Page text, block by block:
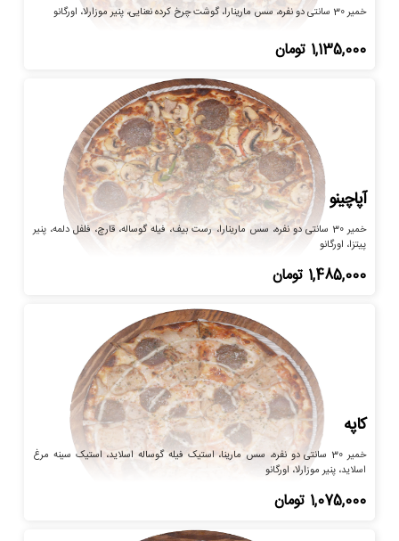
خمیر 30 سانتی دو نفره، سس مارینارا، گوشت چرخ کرده نعنایی، پنیر موزارلا، اورگانو
1,135,000 تومان
آپاچینو
خمیر 30 سانتی دو نفره، سس مارینارا، رست بیف، فیله گوساله، قارچ، فلفل دلمه، پنیر
پیتزا، اورگانو
1,485,000 تومان
کاپه
خمیر 30 سانتی دو نفره، سس مارینا، استیک فیله گوساله اسلاید، استیک سینه مرغ
اسلاید، پنیر موزارلا، اورگانو
1,075,000 تومان